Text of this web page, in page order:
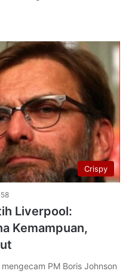
Crispy
Liverpool:
Kemampuan,
PM Boris Johnson